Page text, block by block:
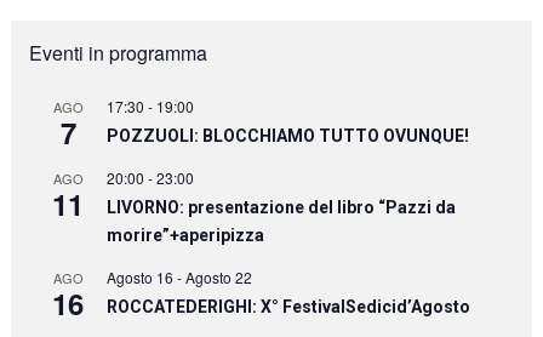
Eventi in programma
AGO
7
17:30 - 19:00
POZZUOLI: BLOCCHIAMO TUTTO OVUNQUE!
AGO
11
20:00 -23:00
LIVORNO: presentazione del libro “Pazzi da
morire”+aperipizza
AGO
16
Agosto 16 -Agosto 22
ROCCATEDERIGHI: X° FestivalSedicid’Agosto